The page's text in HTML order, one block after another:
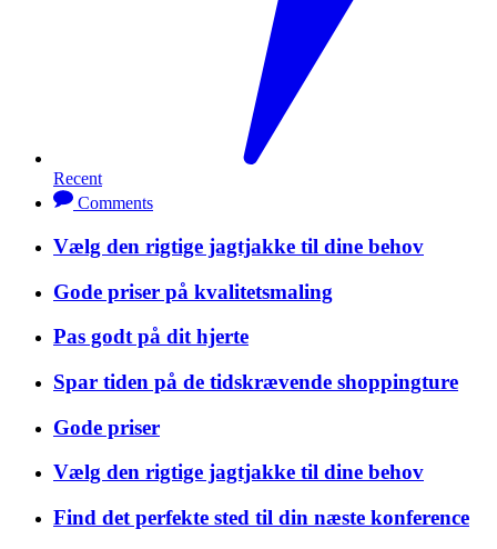
Recent
Comments
Vælg den rigtige jagtjakke til dine behov
Gode priser på kvalitetsmaling
Pas godt på dit hjerte
Spar tiden på de tidskrævende shoppingture
Gode priser
Vælg den rigtige jagtjakke til dine behov
Find det perfekte sted til din næste konference